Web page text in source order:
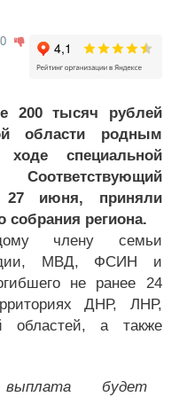
0
200 тысяч рублей
области родным
специальной
27 июня, приняли
собрания региона.
члену семьи
МВД, ФСИН и
не ранее 24
ДНР, ЛНР,
областей, а также
будет